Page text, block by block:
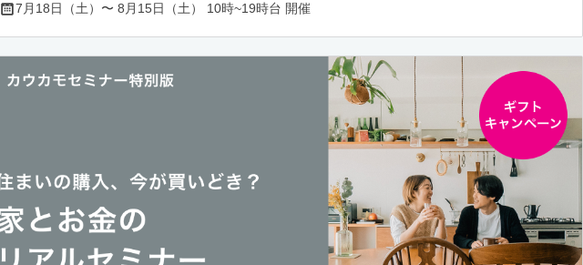
7月18日（土）〜 8月15日（土） 10時~19時台 開催